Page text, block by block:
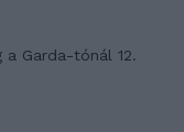
a Garda-tónál 12.